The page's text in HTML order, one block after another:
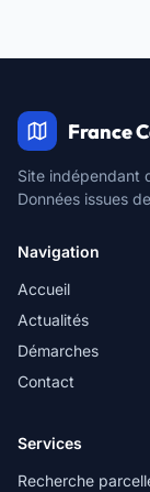
France
Site indépendant
Données issues
Navigation
Accueil
Actualités
Démarches
Contact
Services
Recherche